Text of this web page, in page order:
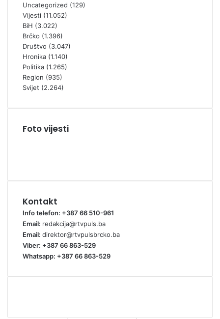
Uncategorized (129)
Vijesti (11.052)
BiH (3.022)
Brčko (1.396)
Društvo (3.047)
Hronika (1.140)
Politika (1.265)
Region (935)
Svijet (2.264)
Foto vijesti
Kontakt
Info telefon: +387 66 510-961
Email: redakcija@rtvpuls.ba
Email: direktor@rtvpulsbrcko.ba
Viber: +387 66 863-529
Whatsapp: +387 66 863-529